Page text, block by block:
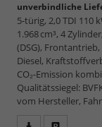
unverbindliche
5-türig, 2,0 TDI 110
1.968 cm³, 4
(DSG),
Diesel,
CO₂-Emission
Qualitätssiegel:
vom Hersteller,